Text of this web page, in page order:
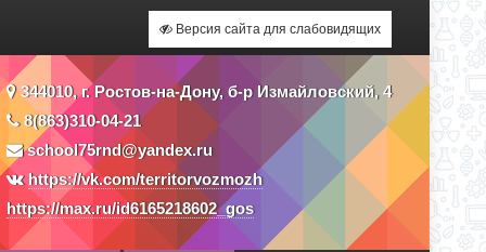
Версия сайта для слабовидящих
344010, г. Ростов-на-Дону, б-р Измайловский, 4
8(863)310-04-21
school75rnd@yandex.ru
https://vk.com/territorvozmozh
https://max.ru/id6165218602_gos